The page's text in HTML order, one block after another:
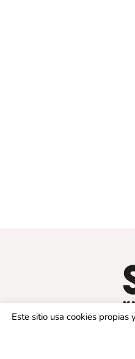
Este sitio usa cookies